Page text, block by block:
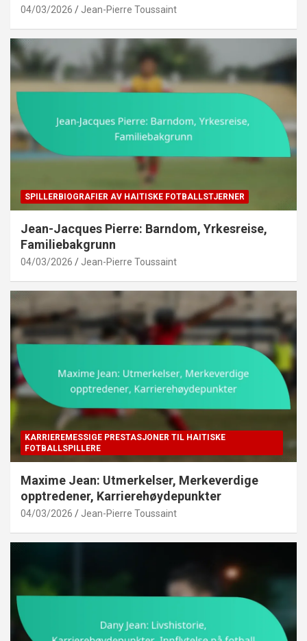
04/03/2026 Jean-Pierre Toussaint
SPILLERBIOGRAFIER AV HAITISKE FOTBALLSTJERNER
Jean-Jacques Pierre: Barndom, Yrkesreise,
Familiebakgrunn
04/03/2026 Jean-Pierre Toussaint
KARRIEREMESSIGE PRESTASJONER TIL HAITISKE
FOTBALLSPILLERE
Maxime Jean: Utmerkelser, Merkeverdige
opptredener, Karrierehøydepunkter
04/03/2026 Jean-Pierre Toussaint